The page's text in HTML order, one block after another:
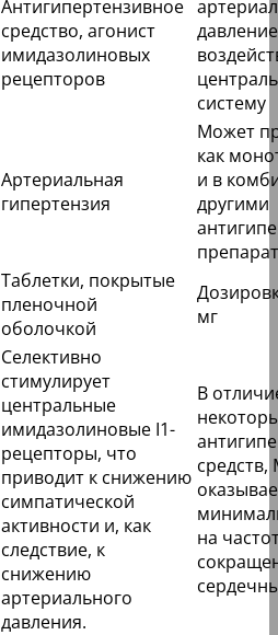
Антигипертензивное
средство, агонист
имидазолиновых
рецепторов
систему
Артериальная
гипертензия
Может
как
и в
другими
Таблетки, покрытые
пленочной
оболочкой
мг
Селективно
стимулирует
центральные
имидазолиновые I1-
рецепторы, что
приводит к снижению
симпатической
активности и, как
следствие, к
снижению
артериального
давления.
В
на